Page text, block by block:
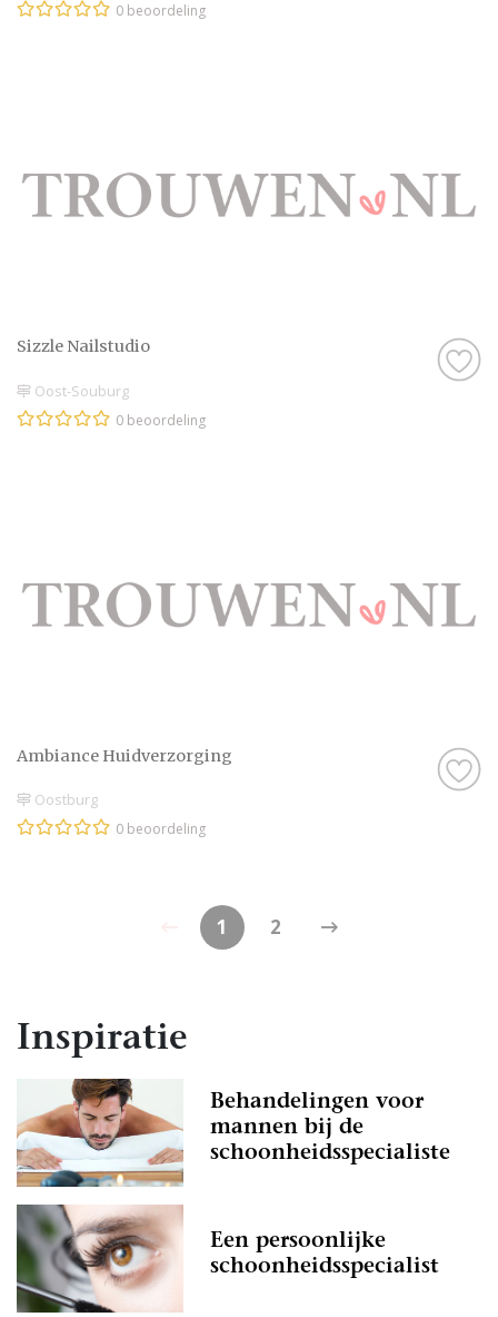
0 beoordeling
Sizzle Nailstudio
Oost-Souburg
0 beoordeling
Ambiance Huidverzorging
Oostburg
0 beoordeling
1 2
Inspiratie
Behandelingen voor
mannen bij de
schoonheidsspecialiste
Een persoonlijke
schoonheidsspecialist